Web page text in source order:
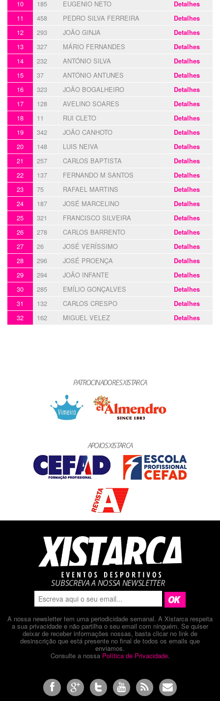
10 185 EUGENIO NETO Detalhes
11 458 PEDRO SILVA FERREIRA Detalhes
12 293 JOÃO GINJA Detalhes
13 327 MÁRIO FERNANDES Detalhes
14 232 ANTÓNIO SILVA Detalhes
15 37 ANTÓNIO ANTUNES Detalhes
16 323 JOÃO BOGALHEIRO Detalhes
17 128 AVELINO SOARES Detalhes
18 11 RUI CLETO Detalhes
19 342 JOÃO CANHOTO Detalhes
20 148 LUIS NEIVA Detalhes
21 257 CARLOS BAPTISTA Detalhes
22 137 FERNANDO M SANTOS Detalhes
23 75 RAFAEL MARTINS Detalhes
24 187 JOSÉ MARCELINO Detalhes
25 321 FRANCISCO SILVEIRA Detalhes
26 278 CARLOS BARRENTO Detalhes
27 26 JOSÉ VERÍSSIMO Detalhes
28 296 JOSÉ PROENÇA Detalhes
29 294 JOÃO INFANTE Detalhes
30 285 EMÍLIO GONÇALVES Detalhes
31 132 CARLOS CRESPO Detalhes
32 162 MIGUEL VELEZ Detalhes
PATROCINADORES XISTARCA
APOIOS XISTARCA
SUBSCREVA A NOSSA NEWSLETTER
A nossa newsletter tem uma periodicidade semanal. A Xistarca respeita
a sua privacidade e não partilha o seu email com ninguém. Se quiser
deixar de receber informações nossas, basta clicar no link de
desinscrição que está presente no final de todos os emails que
enviamos.
Consulte a nossa Política de Privacidade.